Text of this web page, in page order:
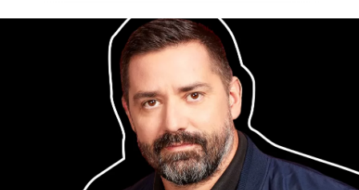
Ledger Stax
洗練されたプレミアムなデザイン
Ledger Flex